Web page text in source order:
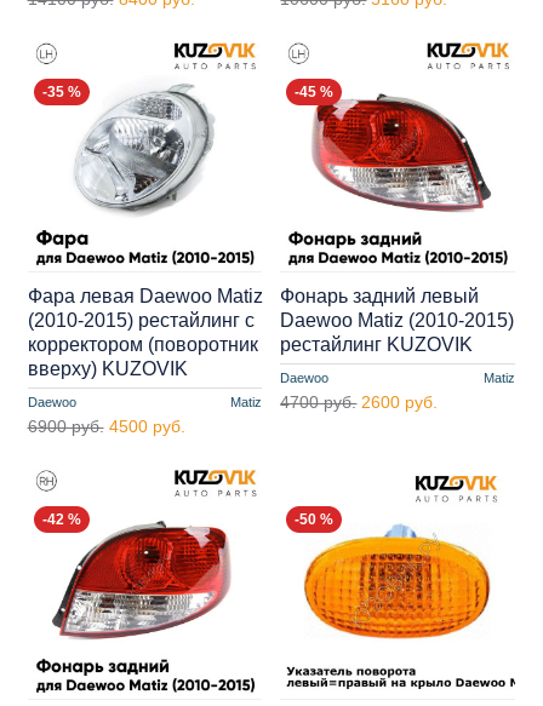
-35 %
Daewoo Matiz
Фара левая Daewoo Matiz
(2010-2015) рестайлинг с
корректором (поворотник
вверху) KUZOVIK
6900 руб. 4500 руб.
-45 %
Daewoo Matiz
Фонарь задний левый
Daewoo Matiz (2010-2015)
рестайлинг KUZOVIK
4700 руб. 2600 руб.
-42 % -50 %